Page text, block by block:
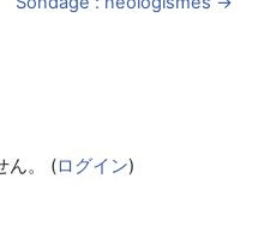
ん。 (ログイン)